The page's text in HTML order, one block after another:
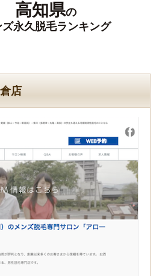
高知県の
ズ永久脱毛ランキング
店